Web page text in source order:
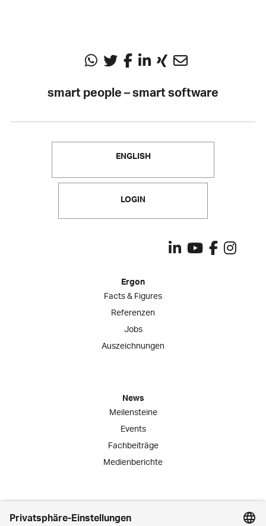
smart people – smart software
ENGLISH
LOGIN
Ergon
Facts & Figures
Referenzen
Jobs
Auszeichnungen
News
Meilensteine
Events
Fachbeiträge
Medienberichte
Engagement